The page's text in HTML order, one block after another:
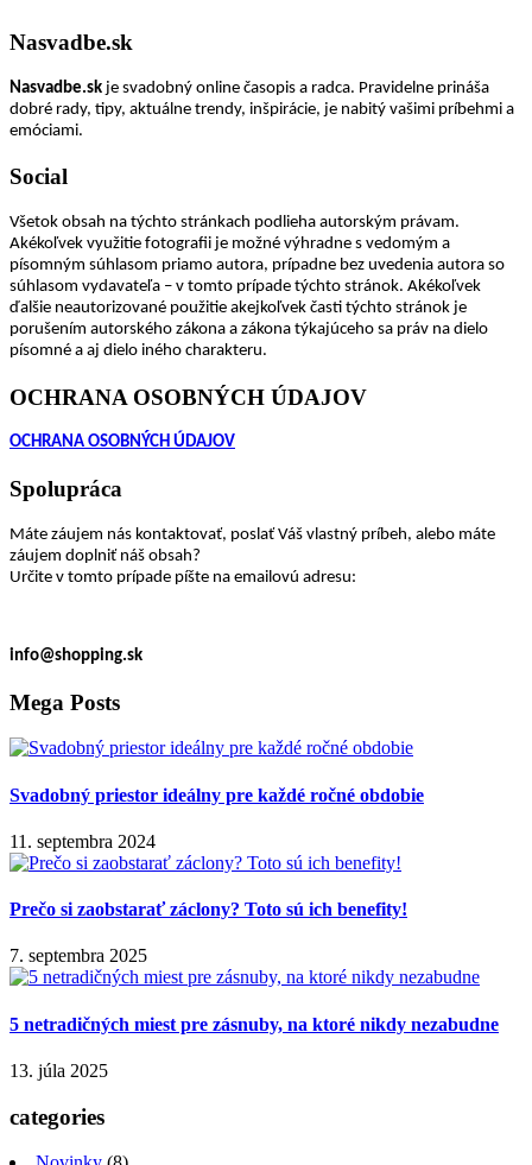
Nasvadbe.sk
Nasvadbe.sk je svadobný online časopis a radca. Pravidelne prináša
dobré rady, tipy, aktuálne trendy, inšpirácie, je nabitý vašimi príbehmi a
emóciami.
Social
Všetok obsah na týchto stránkach podlieha autorským právam.
Akékoľvek využitie fotografii je možné výhradne s vedomým a
písomným súhlasom priamo autora, prípadne bez uvedenia autora so
súhlasom vydavateľa – v tomto prípade týchto stránok. Akékoľvek
ďalšie neautorizované použitie akejkoľvek časti týchto stránok je
porušením autorského zákona a zákona týkajúceho sa práv na dielo
písomné a aj dielo iného charakteru.
OCHRANA OSOBNÝCH ÚDAJOV
OCHRANA OSOBNÝCH ÚDAJOV
Spolupráca
Máte záujem nás kontaktovať, poslať Váš vlastný príbeh, alebo máte
záujem doplniť náš obsah?
Určite v tomto prípade píšte na emailovú adresu:
info@shopping.sk
Mega Posts
Svadobný priestor ideálny pre každé ročné obdobie
11. septembra 2024
Prečo si zaobstarať záclony? Toto sú ich benefity!
7. septembra 2025
5 netradičných miest pre zásnuby, na ktoré nikdy nezabudne
13. júla 2025
categories